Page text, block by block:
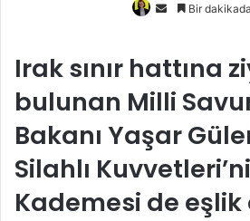
Bir
göndermek
Bir
Irak sınır hattına
bulunan Milli
Bakanı Yaşar
Silahlı
Kademesi de eşlik